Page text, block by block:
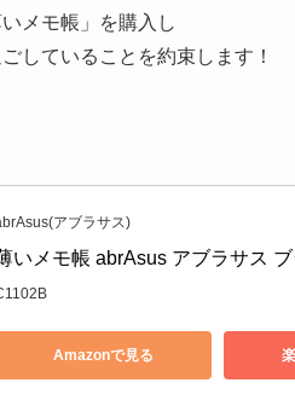
メモ帳」を購入し
していることを約束します！
アブラサス)
いメモ帳 abrAsus アブラサス
Amazonで見る